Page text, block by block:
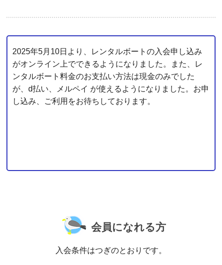
2025年5月10日より、レンタルボートの入会申し込み
がオンライン上でできるようになりました。また、レ
ンタルボート料金のお支払い方法は現金のみでした
が、d払い、メルペイ が使えるようになりました。お申
し込み、ご利用をお待ちしております。
会員になれる方
入会条件はつぎのとおりです。